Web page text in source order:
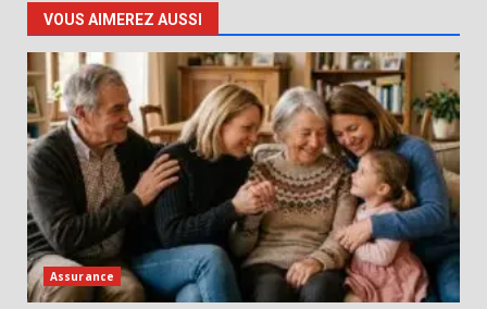
VOUS AIMEREZ AUSSI
Assurance